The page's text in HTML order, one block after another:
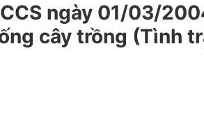
ngày 01/03/
cây trồng (Tình